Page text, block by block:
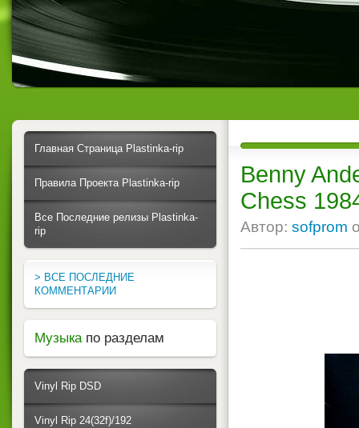
Benny
Chess
Автор: sofprom
Главная Страница Plastinka-rip
Правила Проекта Plastinka-rip
Все Последние релизы Plastinka-
rip
> ВСЕ ПОСЛЕДНИЕ
КОММЕНТАРИИ
Музыка по разделам
Vinyl Rip DSD
Vinyl Rip 24(32f)/192